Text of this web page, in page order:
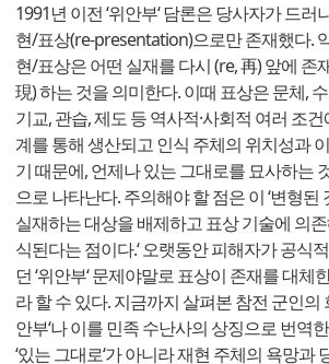
1991년 이전 ‘위안부‘ 담론은 당사자가 드러
현/표상(re-presentation)으로만 존재했다.
현/표상은 어떤 실재를 다시 (re, 再) 앞에
現) 하는 것을 의미한다. 이때 표상은 문체,
기교, 관습, 제도 등 역사적·사회적 여러 조
계를 통해 생산되고 인식 주체의 위치성과
기 때문에, 언제나 있는 그대로를 묘사하는
으로 나타난다. 주의해야 할 점은 이 ‘변형된
실재하는 대상을 배제하고 표상 기술에 의
식된다는 점이다.‘ 오랫동안 피해자가 공식
던 ‘위안부‘ 문제야말로 표상이 존재를 대체
라 할 수 있다. 지금까지 살펴본 참전 군인의
안부‘나 이를 민족 수난사의 상징으로 번역한
‘있는 그대로‘가 아니라 재현 주체의 욕망과